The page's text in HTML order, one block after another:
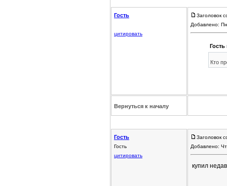
Гость
цитировать
Заголовок
Добавлено:
Кто
Вернуться к началу
Гость
Гость
цитировать
Заголовок
Добавлено:
купил